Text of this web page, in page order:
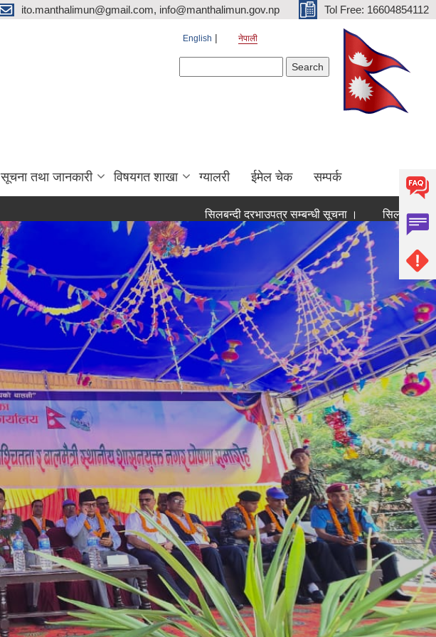
ito.manthalimun@gmail.com, info@manthalimun.gov.np Tol Free: 16604854112
English नेपाली
सूचना तथा जानकारी विषयगत शाखा ग्यालरी ईमेल चेक सम्पर्क
सिलबन्दी दरभाउपत्र सम्बन्धी सूचना । सिलबन्दी दरभाउपत्र